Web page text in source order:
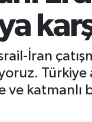
İran
katmanlı